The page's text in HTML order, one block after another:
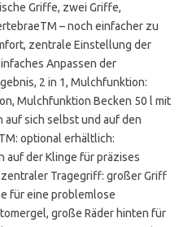
Griffe, zwei Griffe,
– noch einfacher zu
zentrale Einstellung der
Anpassen der
2 in 1, Mulchfunktion:
Mulchfunktion Becken 50 l mit
auf sich selbst und auf den
optional erhältlich:
der Klinge für präzises
Tragegriff: großer Griff
für eine problemlose
große Räder hinten für